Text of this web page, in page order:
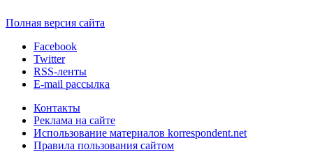
Полная версия сайта
Facebook
Twitter
RSS-ленты
E-mail рассылка
Контакты
Реклама на сайте
Использование материалов korrespondent.net
Правила пользования сайтом